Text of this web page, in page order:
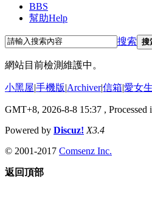
BBS
幫助Help
搜索 搜
網站目前檢測維護中。
小黑屋|手機版|Archiver|信箱|愛女
GMT+8, 2026-8-8 15:37 , Processed
Powered by Discuz! X3.4
© 2001-2017 Comsenz Inc.
返回頂部